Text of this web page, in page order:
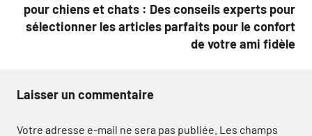
pour chiens et chats : Des conseils experts pour
sélectionner les articles parfaits pour le confort
de votre ami fidèle
Laisser un commentaire
Votre adresse e-mail ne sera pas publiée. Les champs